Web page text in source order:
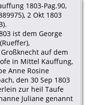
1803-Pag.90,
2 Okt 1803
ist dem George
auf dem
in Mittel Kauffung,
Anne Rosine
den 30 Sep 1803
zur heil Taufe
Juliane genannt